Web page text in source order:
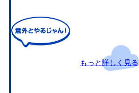
もっと詳しく見る